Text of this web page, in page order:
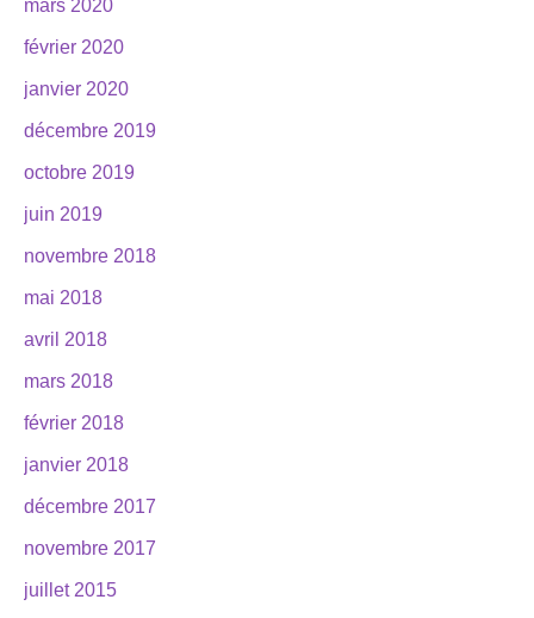
mars 2020
février 2020
janvier 2020
décembre 2019
octobre 2019
juin 2019
novembre 2018
mai 2018
avril 2018
mars 2018
février 2018
janvier 2018
décembre 2017
novembre 2017
juillet 2015